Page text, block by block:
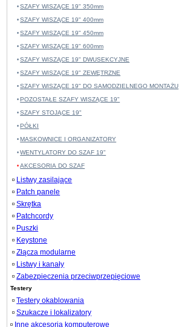
SZAFY WISZĄCE 19" 350mm
SZAFY WISZĄCE 19" 400mm
SZAFY WISZĄCE 19" 450mm
SZAFY WISZĄCE 19" 600mm
SZAFY WISZĄCE 19" DWUSEKCYJNE
SZAFY WISZĄCE 19" ZEWĘTRZNE
SZAFY WISZĄCE 19" DO SAMODZIELNEGO MONTAŻU
POZOSTAŁE SZAFY WISZĄCE 19"
SZAFY STOJĄCE 19"
PÓŁKI
MASKOWNICE I ORGANIZATORY
WENTYLATORY DO SZAF 19"
AKCESORIA DO SZAF
Listwy zasilające
Patch panele
Skrętka
Patchcordy
Puszki
Keystone
Złącza modularne
Listwy i kanały
Zabezpieczenia przeciwprzepięciowe
Testery
Testery okablowania
Szukacze i lokalizatory
Inne akcesoria komputerowe